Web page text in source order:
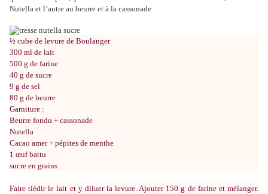
Nutella et l’autre au beurre et à la cassonade.
½ cube de levure de Boulanger
300 ml de lait
500 g de farine
40 g de sucre
9 g de sel
80 g de beurre
Garniture :
Beurre fondu + cassonade
Nutella
Cacao amer + pépites de menthe
1 œuf battu
sucre en grains
Faire tiédir le lait et y diluer la levure. Ajouter 150 g de farine et mélanger.